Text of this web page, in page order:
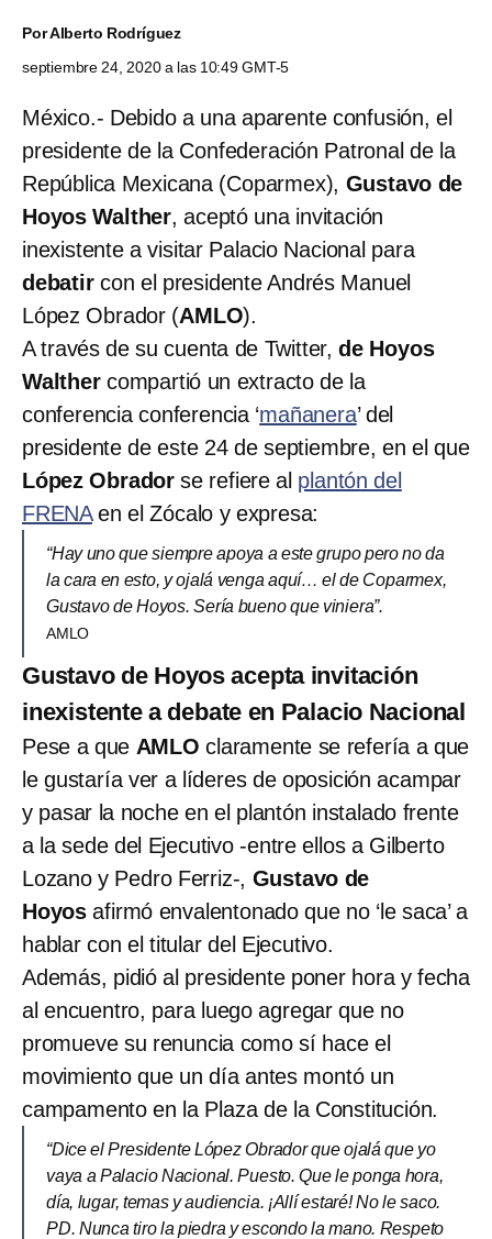
PorAlberto Rodríguez
septiembre 24, 2020 a las 10:49 GMT-5
México.- Debido a una aparente confusión, el
presidente de la Confederación Patronal de la
República Mexicana (Coparmex), Gustavo de
Hoyos Walther, aceptó una invitación
inexistente a visitar Palacio Nacional para
debatircon el presidente Andrés Manuel
López Obrador (AMLO).
A través de su cuenta de Twitter,de Hoyos
Walthercompartió un extracto de la
conferencia conferencia ‘mañanera’ del
presidente de este 24 de septiembre, en el que
López Obrador se refiere al plantón del
FRENAen el Zócalo y expresa:
“Hay uno que siempre apoya a este grupo pero no da
la cara en esto, y ojalá venga aquí… el de Coparmex,
Gustavo de Hoyos. Sería bueno que viniera”.
AMLO
Gustavo de Hoyos acepta invitación
inexistente a debate en Palacio Nacional
Pese a que AMLO claramente se refería a que
le gustaría ver a líderes de oposición acampar
y pasar la noche en el plantón instalado frente
a la sede del Ejecutivo -entre ellos a Gilberto
Lozano y Pedro Ferriz-, Gustavo de
Hoyos afirmó envalentonado que no ‘le saca’ a
hablar con el titular del Ejecutivo.
Además, pidió al presidente poner hora y fecha
al encuentro, para luego agregar que no
promueve su renuncia como sí hace el
movimiento que un día antes montó un
campamento en la Plaza de la Constitución.
“Dice el Presidente López Obrador que ojalá que yo
vaya a Palacio Nacional. Puesto. Que le ponga hora,
día, lugar, temas y audiencia. ¡Allí estaré! No le saco.
PD. Nunca tiro la piedra y escondo la mano. Respeto